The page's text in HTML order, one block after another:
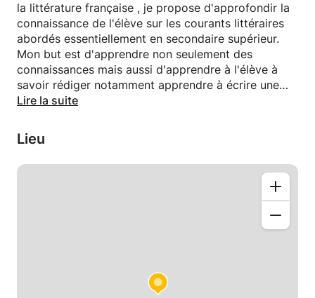
la littérature française , je propose d'approfondir la
connaissance de l'élève sur les courants littéraires
abordés essentiellement en secondaire supérieur.
Mon but est d'apprendre non seulement des
connaissances mais aussi d'apprendre à l'élève à
savoir rédiger notamment apprendre à écrire une
bonne dissertation.Mon cours s'adresse aussi aux
français (orthographe, lecture, conjugaison,...). Je
suis aussi disposée à fournir de l'aide pour les
devoirs.
Lire la suite
Lieu